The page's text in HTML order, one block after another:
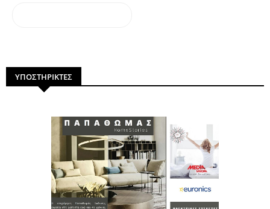
ΥΠΟΣΤΗΡΙΚΤΕΣ